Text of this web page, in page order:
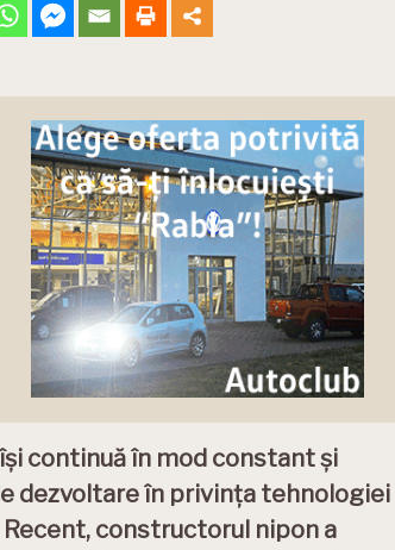
continuă în mod constant și
dezvoltare în privința tehnologiei
constructorul nipon a